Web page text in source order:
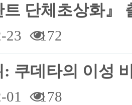
트 단체초상화
23 172
: 쿠데타의 이성
178